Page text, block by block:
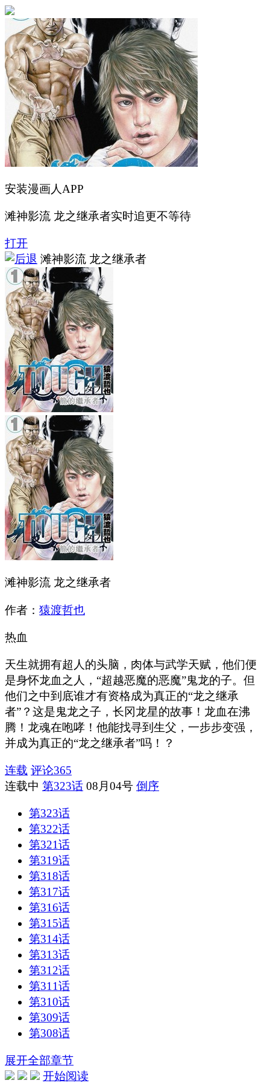
安装漫画人APP
滩神影流 龙之继承者实时追更不等待
打开
滩神影流 龙之继承者
滩神影流 龙之继承者
作者： 猿渡哲也
热血
天生就拥有超人的头脑，肉体与武学天赋，他们便
是身怀龙血之人，“超越恶魔的恶魔”鬼龙的子。但
他们之中到底谁才有资格成为真正的“龙之继承
者”？这是鬼龙之子，长冈龙星的故事！龙血在沸
腾！龙魂在咆哮！他能找寻到生父，一步步变强，
并成为真正的“龙之继承者”吗！？
连载 评论365
连载中 第323话 08月04号 倒序
第323话
第322话
第321话
第319话
第318话
第317话
第316话
第315话
第314话
第313话
第312话
第311话
第310话
第309话
第308话
展开全部章节
开始阅读